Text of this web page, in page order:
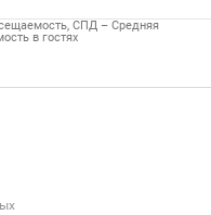
СПД – Средняя
в гостях